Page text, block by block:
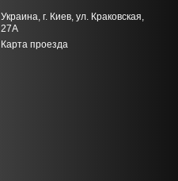
Украина, г. Киев, ул. Краковская,
27А
Карта проезда